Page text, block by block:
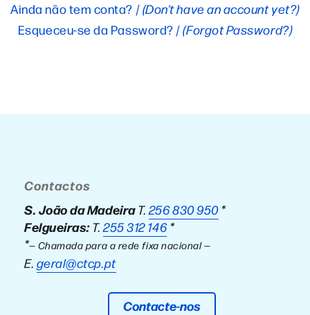
Ainda não tem conta? /(Don't have an account yet?)
Esqueceu-se da Password? /(Forgot Password?)
Contactos
S. João da MadeiraT.256 830 950*
Felgueiras:T.255 312 146*
*— Chamada para a rede fixa nacional —
E. geral@ctcp.pt
Contacte-nos